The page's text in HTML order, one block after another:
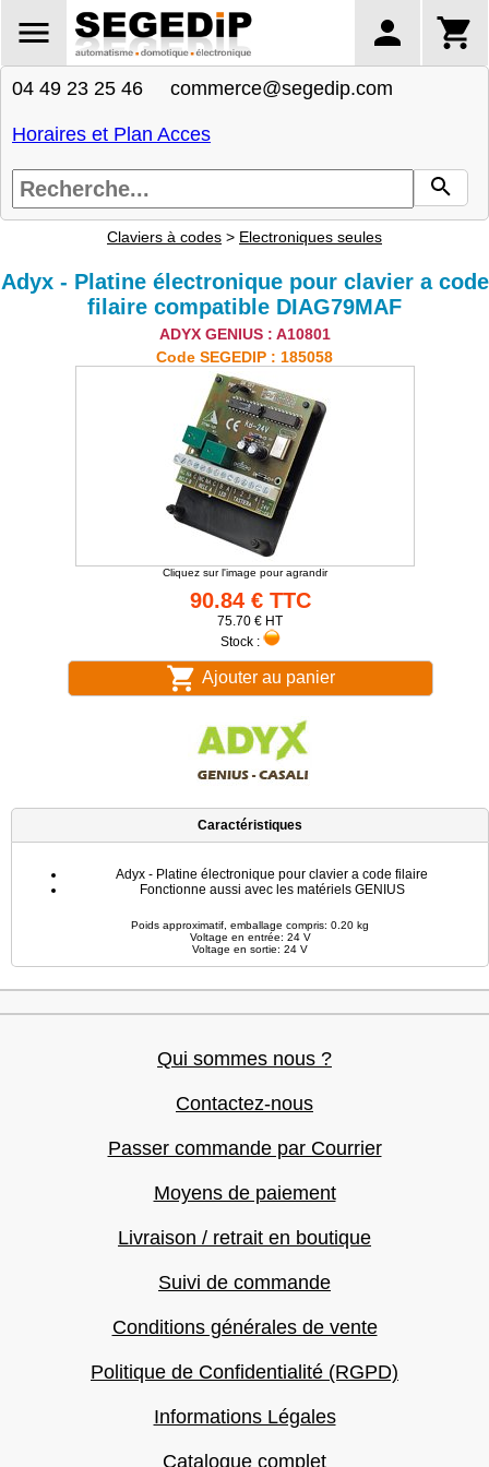
04 49 23 25 46 commerce@segedip.com
Horaires et Plan Acces
Claviers à codes > Electroniques seules
Adyx - Platine électronique pour clavier a code
filaire compatible DIAG79MAF
ADYX GENIUS : A10801
Code SEGEDIP : 185058
Cliquez sur l'image pour agrandir
90.84 € TTC
75.70 € HT
Stock :
Ajouter au panier
Caractéristiques
Adyx - Platine électronique pour clavier a code filaire
Fonctionne aussi avec les matériels GENIUS
Poids approximatif, emballage compris: 0.20 kg
Voltage en entrée: 24 V
Voltage en sortie: 24 V
Qui sommes nous ?
Contactez-nous
Passer commande par Courrier
Moyens de paiement
Livraison / retrait en boutique
Suivi de commande
Conditions générales de vente
Politique de Confidentialité (RGPD)
Informations Légales
Catalogue complet